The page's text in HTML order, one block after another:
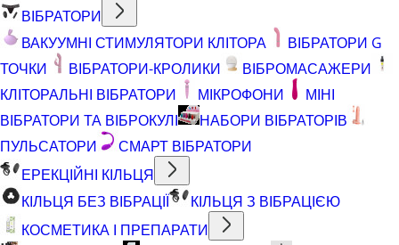
ВІБРАТОРИ
ВАКУУМНІ СТИМУЛЯТОРИ КЛІТОРА
ВІБРАТОРИ G
ТОЧКИ
ВІБРАТОРИ-КРОЛИКИ
ВІБРОМАСАЖЕРИ
КЛІТОРАЛЬНІ ВІБРАТОРИ
МІКРОФОНИ
МІНІ
ВІБРАТОРИ ТА ВІБРОКУЛІ
НАБОРИ ВІБРАТОРІВ
ПУЛЬСАТОРИ
СМАРТ ВІБРАТОРИ
ЕРЕКЦІЙНІ КІЛЬЦЯ
КІЛЬЦЯ БЕЗ ВІБРАЦІЇ
КІЛЬЦЯ З ВІБРАЦІЄЮ
КОСМЕТИКА І ПРЕПАРАТИ